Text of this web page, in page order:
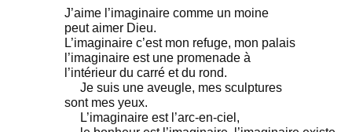
J’aime l’imaginaire comme un moine
peut aimer Dieu.
L’imaginaire c’est mon refuge, mon palais
l’imaginaire est une promenade à
l’intérieur du carré et du rond.
Je suis une aveugle, mes sculptures
sont mes yeux.
L’imaginaire est l’arc-en-ciel,